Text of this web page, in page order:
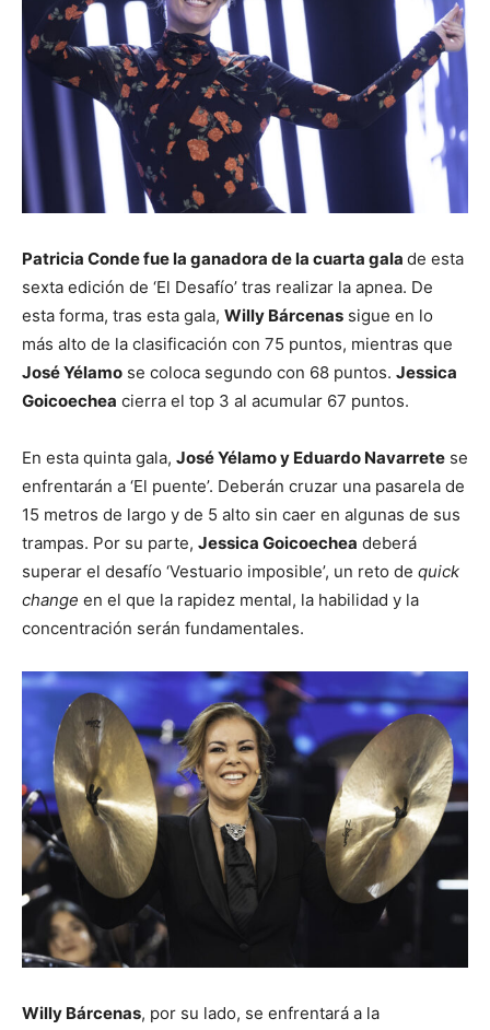
Patricia Conde fue la ganadora de la cuarta gala de esta
sexta edición de ‘El Desafío’ tras realizar la apnea. De
esta forma, tras esta gala, Willy Bárcenas sigue en lo
más alto de la clasificación con 75 puntos, mientras que
José Yélamo se coloca segundo con 68 puntos. Jessica
Goicoechea cierra el top 3 al acumular 67 puntos.
En esta quinta gala, José Yélamo y Eduardo Navarrete se
enfrentarán a ‘El puente’. Deberán cruzar una pasarela de
15 metros de largo y de 5 alto sin caer en algunas de sus
trampas. Por su parte, Jessica Goicoechea deberá
superar el desafío ‘Vestuario imposible’, un reto de quick
change en el que la rapidez mental, la habilidad y la
concentración serán fundamentales.
Willy Bárcenas, por su lado, se enfrentará a la